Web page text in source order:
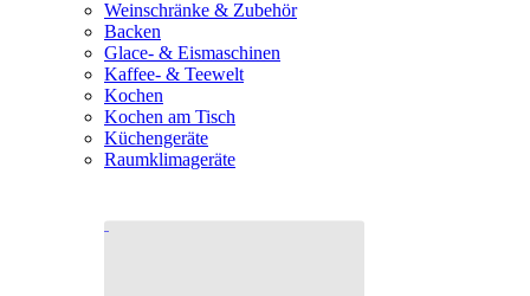
Weinschränke & Zubehör
Backen
Glace- & Eismaschinen
Kaffee- & Teewelt
Kochen
Kochen am Tisch
Küchengeräte
Raumklimageräte